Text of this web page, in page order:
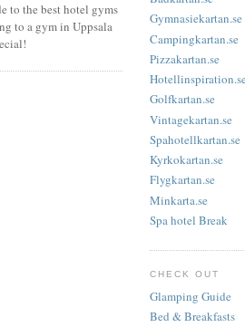
Gymnasiekartan.se
Campingkartan.se
Pizzakartan.se
Hotellinspiration.se
Golfkartan.se
Vintagekartan.se
Spahotellkartan.se
Kyrkokartan.se
Flygkartan.se
Minkarta.se
Spa hotel Break
CHECK OUT
Glamping Guide
Bed & Breakfasts
to the best hotel gyms
to a gym in Uppsala